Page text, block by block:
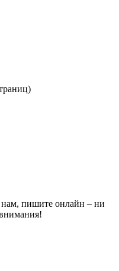
нам, пишите онлайн – ни